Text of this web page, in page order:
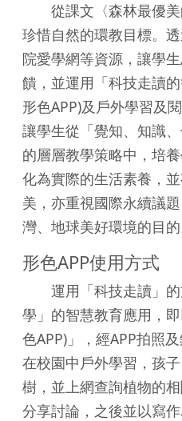
從課文〈森林最優美
珍惜自然的環教目標。
院愛學網等資源，讓學
饋，並運用「科技走讀
形色APP)及戶外學習及
讓學生從「覺知、知識
的層層教學策略中，培
化為實際的生活素養，
美，亦重視國際永續議
灣、地球美好環境的目的
形色APP使用方式
運用「科技走讀」的
學」的智慧教育應用，
色APP)」，經APP拍照
在校園中戶外學習，孩
樹，並上網查詢植物的
分享討論，之後並以寫作